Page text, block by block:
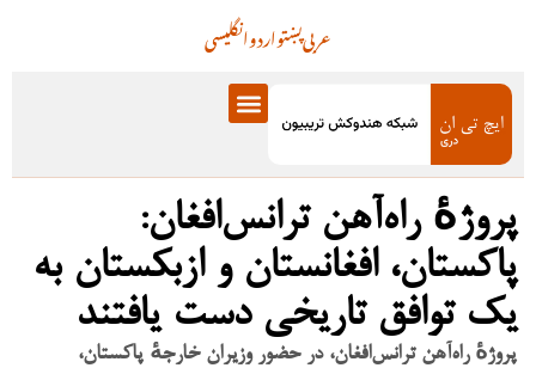
انگلیسیاردوپښتوعربی
پروژهٔ راه‌آهن ترانس‌افغان:
پاکستان، افغانستان و ازبکستان به
یک توافق تاریخی دست یافتند
پروژهٔ راه‌آهن ترانس‌افغان، در حضور وزیران خارجهٔ پاکستان،